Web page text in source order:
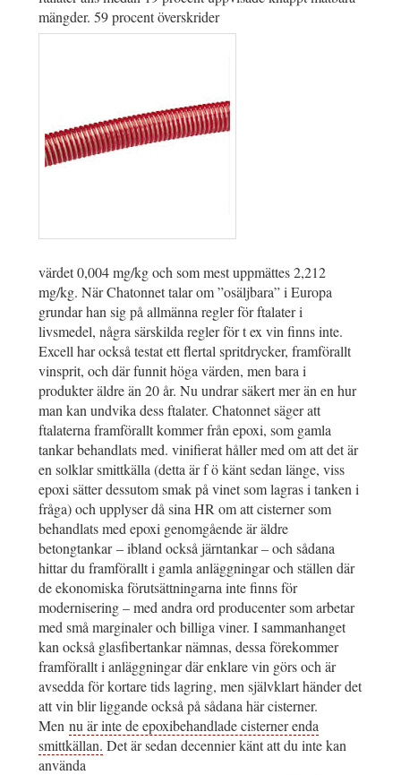
mängder. 59 procent överskrider
värdet 0,004 mg/kg och som mest uppmättes 2,212
mg/kg. När Chatonnet talar om ”osäljbara” i Europa
grundar han sig på allmänna regler för ftalater i
livsmedel, några särskilda regler för t ex vin finns inte.
Excell har också testat ett flertal spritdrycker, framförallt
vinsprit, och där funnit höga värden, men bara i
produkter äldre än 20 år. Nu undrar säkert mer än en hur
man kan undvika dess ftalater. Chatonnet säger att
ftalaterna framförallt kommer från epoxi, som gamla
tankar behandlats med. vinifierat håller med om att det är
en solklar smittkälla (detta är f ö känt sedan länge, viss
epoxi sätter dessutom smak på vinet som lagras i tanken i
fråga) och upplyser då sina HR om att cisterner som
behandlats med epoxi genomgående är äldre
betongtankar – ibland också järntankar – och sådana
hittar du framförallt i gamla anläggningar och ställen där
de ekonomiska förutsättningarna inte finns för
modernisering – med andra ord producenter som arbetar
med små marginaler och billiga viner. I sammanhanget
kan också glasfibertankar nämnas, dessa förekommer
framförallt i anläggningar där enklare vin görs och är
avsedda för kortare tids lagring, men självklart händer det
att vin blir liggande också på sådana här cisterner.
Men nu är inte de epoxibehandlade cisterner enda
smittkällan. Det är sedan decennier känt att du inte kan
använda